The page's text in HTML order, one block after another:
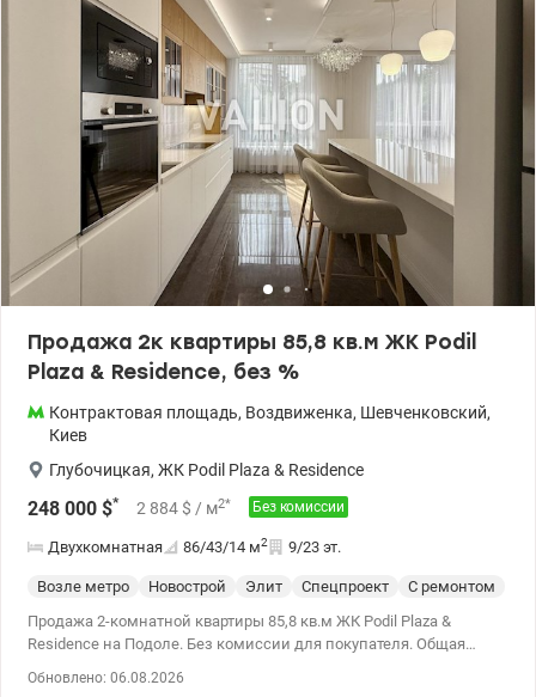
Продажа 2к квартиры 85,8 кв.м ЖК Podil
Plaza & Residence, без %
Контрактовая площадь, Воздвиженка, Шевченковский,
Киев
Глубочицкая, ЖК Podil Plaza & Residence
248 000 $* 2 884 $ / м2* Без комиссии
Двухкомнатная 86/43/14 м2 9/23 эт.
Возле метро Новострой Элит Спецпроект
С ремонтом
Продажа 2-комнатной квартиры 85,8 кв.м ЖК Podil Plaza &
Residence на Подоле. Без комиссии для покупателя. Общая
Обновлено: 06.08.2026